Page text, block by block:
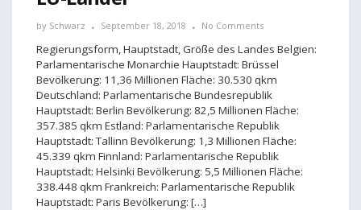
by Schwarz September 18, 2018 No Comments
Regierungsform, Hauptstadt, Größe des Landes Belgien:
Parlamentarische Monarchie Hauptstadt: Brüssel
Bevölkerung: 11,36 Millionen Fläche: 30.530 qkm
Deutschland: Parlamentarische Bundesrepublik
Hauptstadt: Berlin Bevölkerung: 82,5 Millionen Fläche:
357.385 qkm Estland: Parlamentarische Republik
Hauptstadt: Tallinn Bevölkerung: 1,3 Millionen Fläche:
45.339 qkm Finnland: Parlamentarische Republik
Hauptstadt: Helsinki Bevölkerung: 5,5 Millionen Fläche:
338.448 qkm Frankreich: Parlamentarische Republik
Hauptstadt: Paris Bevölkerung: […]